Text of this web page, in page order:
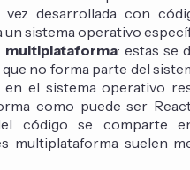
vez desarrollada con
un sistema operativo
multiplataforma: estas se
no forma parte del
en el sistema operativo
como puede ser
código se comparte
multiplataforma suelen